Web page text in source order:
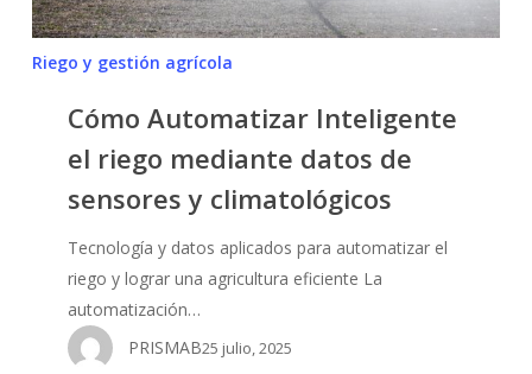
y
Riego y gestión agrícola
Cómo Automatizar Inteligente
el riego mediante datos de
sensores y climatológicos
Tecnología y datos aplicados para automatizar el
riego y lograr una agricultura eficiente La
automatización…
PRISMAB25 julio, 2025